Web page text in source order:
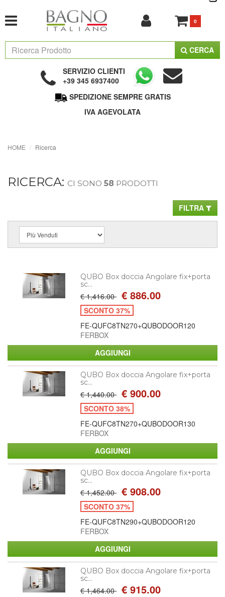
0
CERCA
SERVIZIO CLIENTI
+39 345 6937400
SPEDIZIONE SEMPRE GRATIS
IVA AGEVOLATA
HOME Ricerca
RICERCA: CI SONO 58 PRODOTTI
FILTRA
QUBO Box doccia Angolare fix+porta
sc...
€ 1,416.00 € 886.00
SCONTO 37%
FE-QUFC8TN270+QUBODOOR120
FERBOX
QUBO Box doccia Angolare fix+porta
sc...
€ 1,440.00 € 900.00
SCONTO 38%
FE-QUFC8TN270+QUBODOOR130
FERBOX
QUBO Box doccia Angolare fix+porta
sc...
€ 1,452.00 € 908.00
SCONTO 37%
FE-QUFC8TN290+QUBODOOR120
FERBOX
QUBO Box doccia Angolare fix+porta
sc...
€ 1,464.00 € 915.00